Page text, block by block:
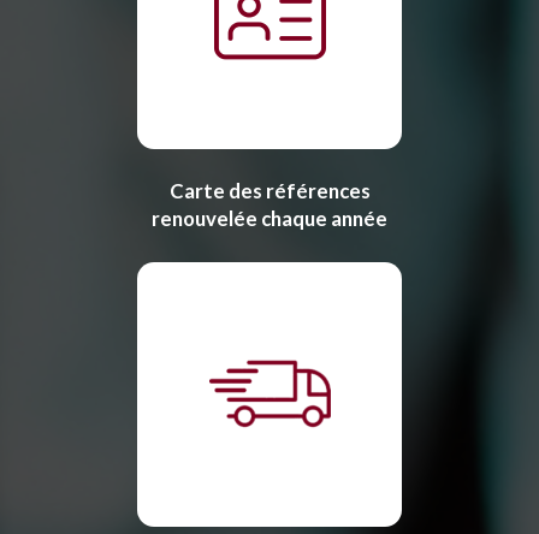
Carte des références
renouvelée chaque année